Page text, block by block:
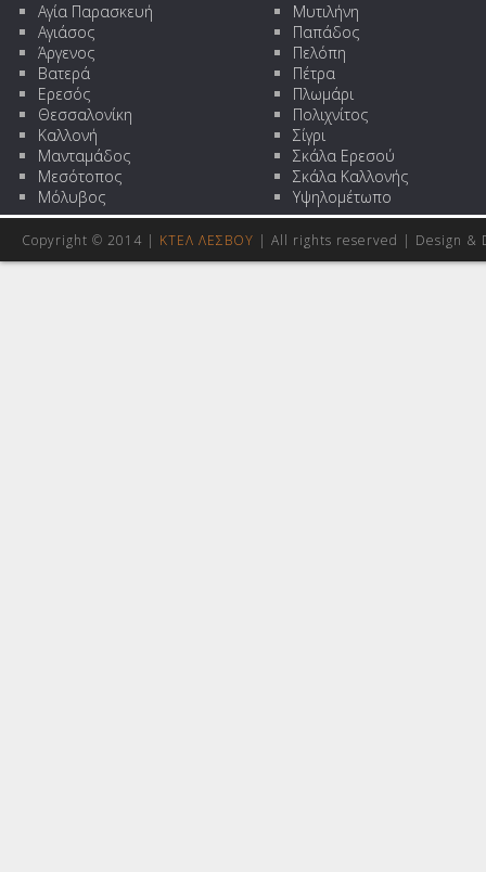
Αγία Παρασκευή
Αγιάσος
Άργενος
Βατερά
Ερεσός
Θεσσαλονίκη
Καλλονή
Μανταμάδος
Μεσότοπος
Μόλυβος
Μυτιλήνη
Παπάδος
Πελόπη
Πέτρα
Πλωμάρι
Πολιχνίτος
Σίγρι
Σκάλα Ερεσού
Σκάλα Καλλονής
Υψηλομέτωπο
Copyright © 2014 | ΚΤΕΛ ΛΕΣΒΟΥ | All rights reserved | Design &